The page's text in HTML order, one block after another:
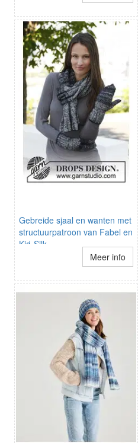
Gebreide sjaal en wanten met
structuurpatroon van Fabel en
Kid-Silk.
Meer info